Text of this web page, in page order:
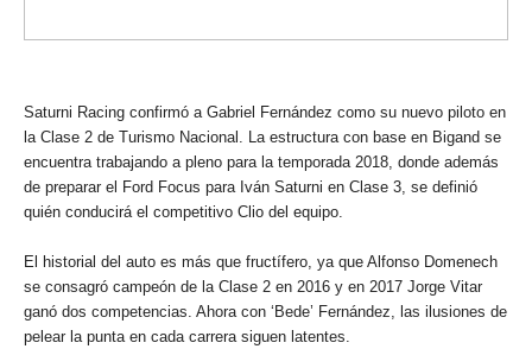
Saturni Racing confirmó a Gabriel Fernández como su nuevo piloto en
la Clase 2 de Turismo Nacional. La estructura con base en Bigand se
encuentra trabajando a pleno para la temporada 2018, donde además
de preparar el Ford Focus para Iván Saturni en Clase 3, se definió
quién conducirá el competitivo Clio del equipo.
El historial del auto es más que fructífero, ya que Alfonso Domenech
se consagró campeón de la Clase 2 en 2016 y en 2017 Jorge Vitar
ganó dos competencias. Ahora con ‘Bede’ Fernández, las ilusiones de
pelear la punta en cada carrera siguen latentes.